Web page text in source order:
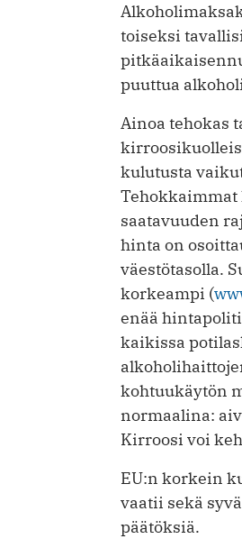
toiseksi
puuttua
Ainoa tehokas
kulutusta
Tehokkaimmat
saatavuuden
hinta on
väestötasolla.
korkeampi (
enää
kaikissa
kohtuukäytön
normaalina:
Kirroosi voi
EU:n korkein
vaatii sekä
päätöksiä.